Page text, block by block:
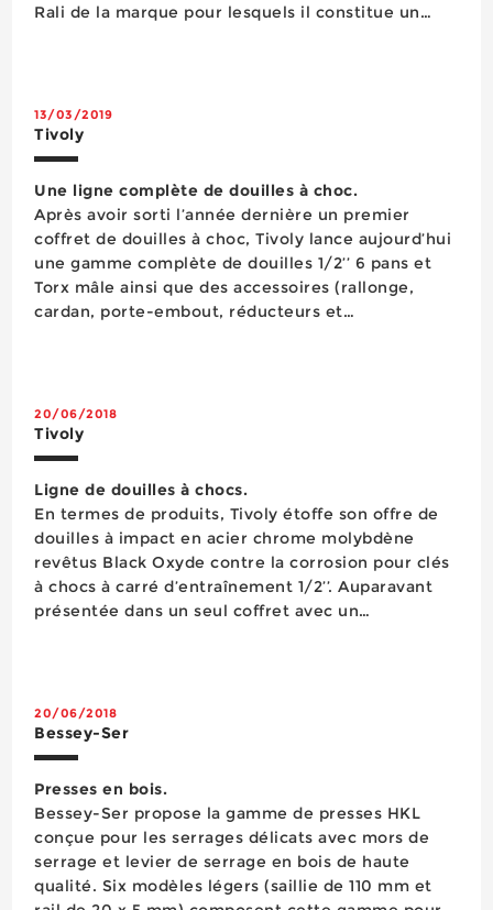
Rali de la marque pour lesquels il constitue un
13/03/2019
Tivoly
Une ligne complète de douilles à choc.
Après avoir sorti l’année dernière un premier
coffret de douilles à choc, Tivoly lance aujourd’hui
une gamme complète de douilles 1/2’’ 6 pans et
Torx mâle ainsi que des accessoires (rallonge,
cardan, porte-embout, réducteurs et
20/06/2018
Tivoly
Ligne de douilles à chocs.
En termes de produits, Tivoly étoffe son offre de
douilles à impact en acier chrome molybdène
revêtus Black Oxyde contre la corrosion pour clés
à chocs à carré d’entraînement 1/2’’. Auparavant
présentée dans un seul coffret avec un
20/06/2018
Bessey-Ser
Presses en bois.
Bessey-Ser propose la gamme de presses HKL
conçue pour les serrages délicats avec mors de
serrage et levier de serrage en bois de haute
qualité. Six modèles légers (saillie de 110 mm et